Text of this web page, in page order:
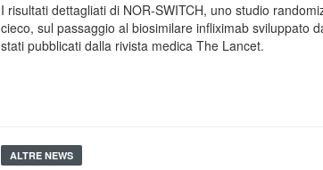
I risultati dettagliati di NOR-SWITCH, uno studio
cieco, sul passaggio al biosimilare infliximab sviluppato
stati pubblicati dalla rivista medica The Lancet.
ALTRE NEWS